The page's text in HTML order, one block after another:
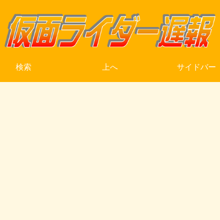
検索 上へ サイドバー